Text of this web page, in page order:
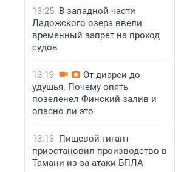
13:25 В западной части
Ладожского озера ввели
временный запрет на проход
судов
13:19
От диареи до
удушья. Почему опять
позеленел Финский залив и
опасно ли это
13:13 Пищевой гигант
приостановил производство в
Тамани из-за атаки БПЛА